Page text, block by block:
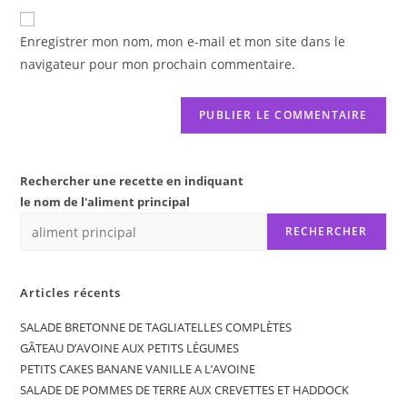
comment
de
votre
(facultatif)
Enregistrer mon nom, mon e-mail et mon site dans le
navigateur pour mon prochain commentaire.
Rechercher une recette en indiquant
le nom de l'aliment principal
RECHERCHER
Articles récents
SALADE BRETONNE DE TAGLIATELLES COMPLÈTES
GÂTEAU D’AVOINE AUX PETITS LÉGUMES
PETITS CAKES BANANE VANILLE A L’AVOINE
SALADE DE POMMES DE TERRE AUX CREVETTES ET HADDOCK